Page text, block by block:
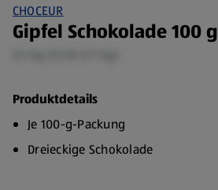
CHOCEUR
Gipfel Schokolade 100 g
Produktdetails
Je 100-g-Packung
Dreieckige Schokolade